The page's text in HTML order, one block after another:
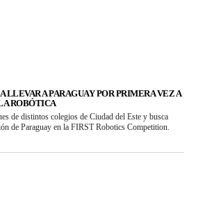
LLEVAR A PARAGUAY POR PRIMERA VEZ A
ROBÓTICA
de distintos colegios de Ciudad del Este y busca
de Paraguay en la FIRST Robotics Competition.